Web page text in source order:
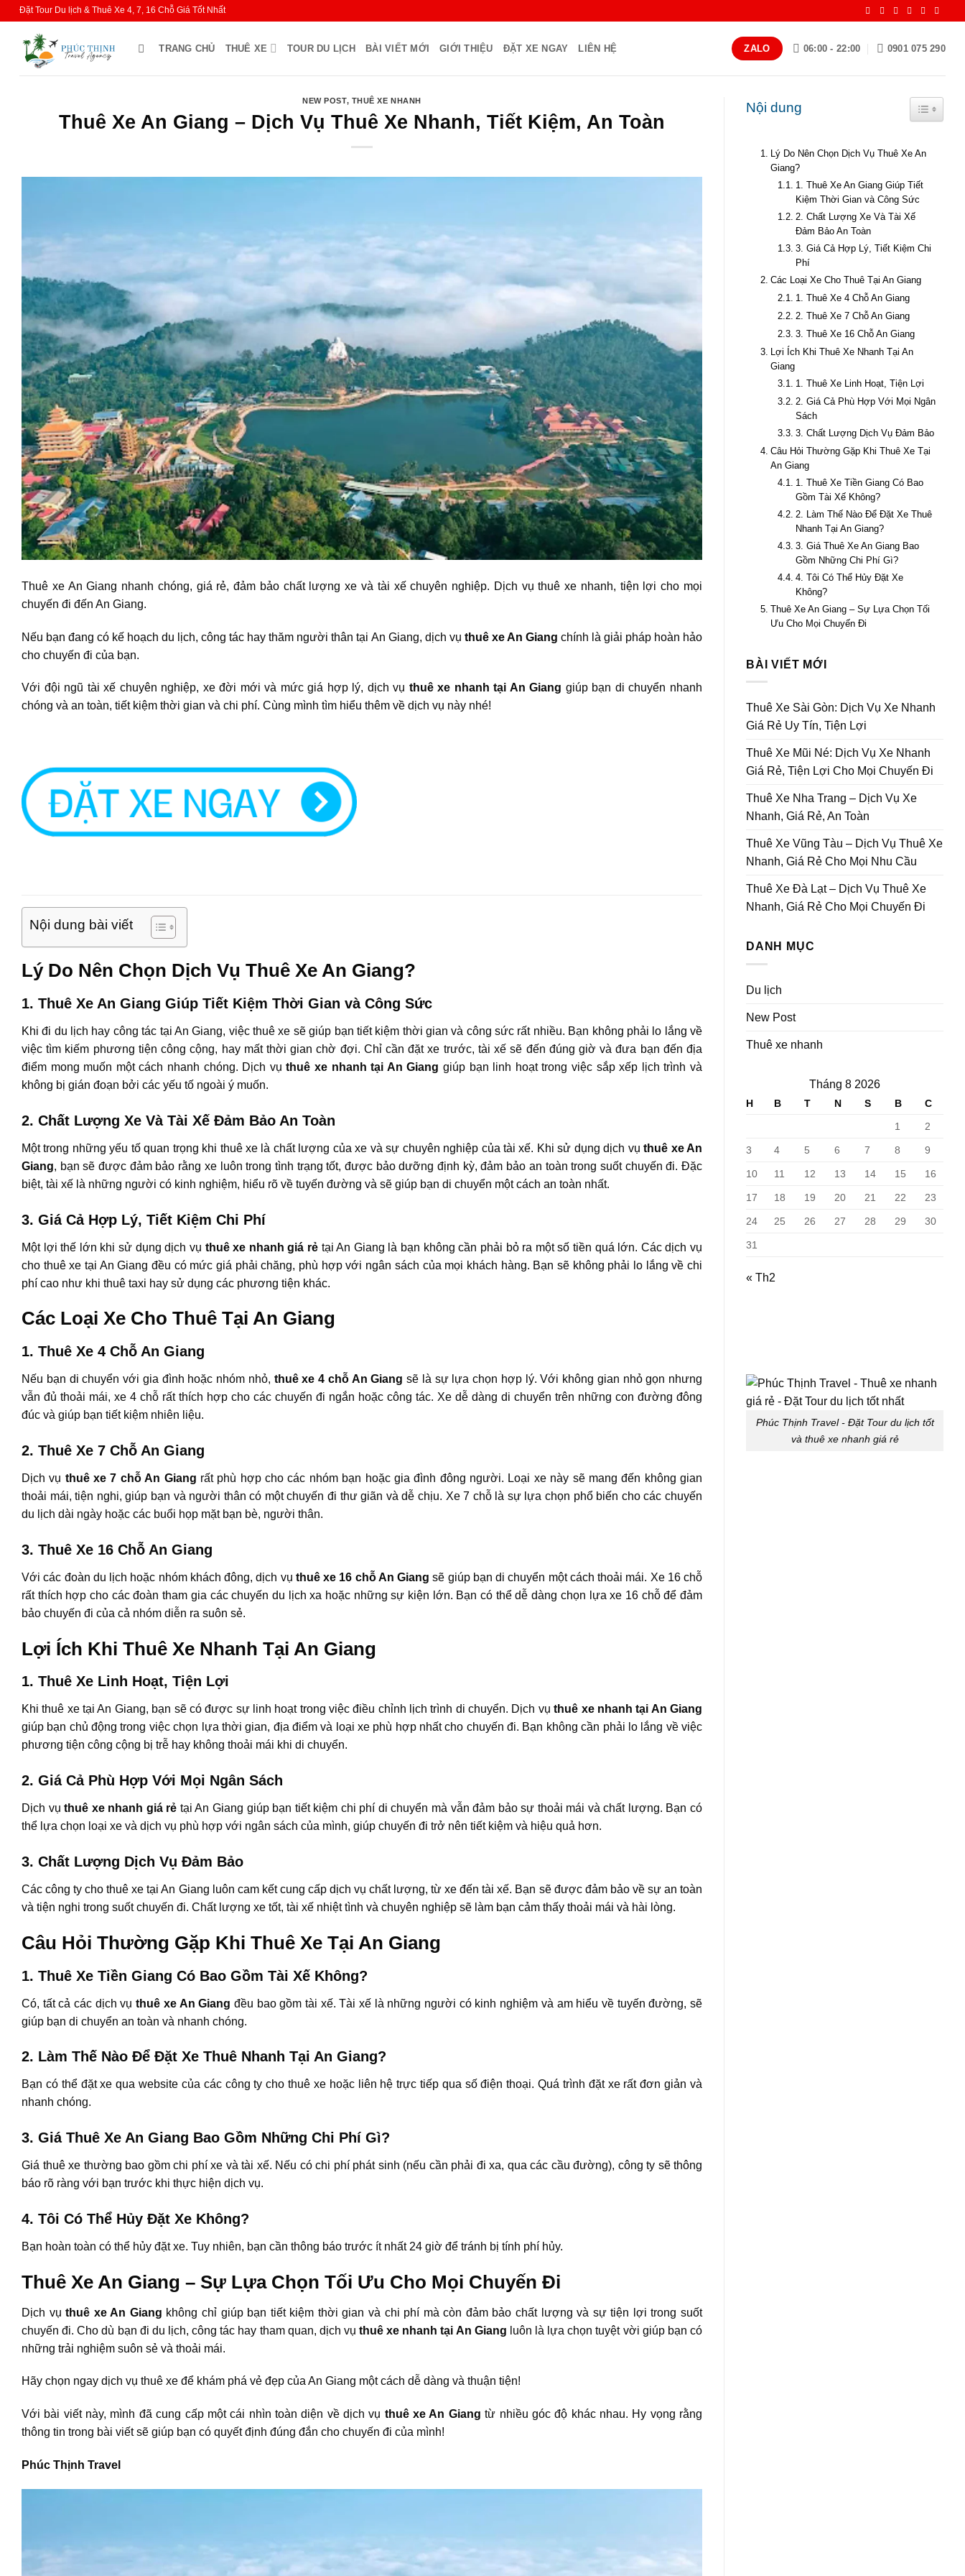
Đặt Tour Du lịch & Thuê Xe 4, 7, 16 Chỗ Giá Tốt Nhất
TRANG CHỦ THUÊ XE TOUR DU LỊCH BÀI VIẾT MỚI GIỚI THIỆU ĐẶT XE NGAY LIÊN HỆ ZALO 06:00 - 22:00 0901 075 290
NEW POST, THUÊ XE NHANH
Thuê Xe An Giang – Dịch Vụ Thuê Xe Nhanh, Tiết Kiệm, An Toàn
Thuê xe An Giang nhanh chóng, giá rẻ, đảm bảo chất lượng xe và tài xế chuyên nghiệp. Dịch vụ thuê xe nhanh, tiện lợi cho mọi
chuyến đi đến An Giang.
Nếu bạn đang có kế hoạch du lịch, công tác hay thăm người thân tại An Giang, dịch vụ thuê xe An Giang chính là giải pháp hoàn hảo
cho chuyến đi của bạn.
Với đội ngũ tài xế chuyên nghiệp, xe đời mới và mức giá hợp lý, dịch vụ thuê xe nhanh tại An Giang giúp bạn di chuyển nhanh
chóng và an toàn, tiết kiệm thời gian và chi phí. Cùng mình tìm hiểu thêm về dịch vụ này nhé!
Nội dung bài viết
Lý Do Nên Chọn Dịch Vụ Thuê Xe An Giang?
1. Thuê Xe An Giang Giúp Tiết Kiệm Thời Gian và Công Sức
Khi đi du lịch hay công tác tại An Giang, việc thuê xe sẽ giúp bạn tiết kiệm thời gian và công sức rất nhiều. Bạn không phải lo lắng về
việc tìm kiếm phương tiện công cộng, hay mất thời gian chờ đợi. Chỉ cần đặt xe trước, tài xế sẽ đến đúng giờ và đưa bạn đến địa
điểm mong muốn một cách nhanh chóng. Dịch vụthuê xe nhanh tại An Giang giúp bạn linh hoạt trong việc sắp xếp lịch trình và
không bị gián đoạn bởi các yếu tố ngoài ý muốn.
2. Chất Lượng Xe Và Tài Xế Đảm Bảo An Toàn
Một trong những yếu tố quan trọng khi thuê xe là chất lượng của xe và sự chuyên nghiệp của tài xế. Khi sử dụng dịch vụthuê xe An
Giang, bạn sẽ được đảm bảo rằng xe luôn trong tình trạng tốt, được bảo dưỡng định kỳ, đảm bảo an toàn trong suốt chuyến đi. Đặc
biệt, tài xế là những người có kinh nghiệm, hiểu rõ về tuyến đường và sẽ giúp bạn di chuyển một cách an toàn nhất.
3. Giá Cả Hợp Lý, Tiết Kiệm Chi Phí
Một lợi thế lớn khi sử dụng dịch vụ thuê xe nhanh giá rẻtại An Giang là bạn không cần phải bỏ ra một số tiền quá lớn. Các dịch vụ
cho thuê xe tại An Giang đều có mức giá phải chăng, phù hợp với ngân sách của mọi khách hàng. Bạn sẽ không phải lo lắng về chi
phí cao như khi thuê taxi hay sử dụng các phương tiện khác.
Các Loại Xe Cho Thuê Tại An Giang
1. Thuê Xe 4 Chỗ An Giang
Nếu bạn di chuyển với gia đình hoặc nhóm nhỏ, thuê xe 4 chỗ An Giang sẽ là sự lựa chọn hợp lý. Với không gian nhỏ gọn nhưng
vẫn đủ thoải mái, xe 4 chỗ rất thích hợp cho các chuyến đi ngắn hoặc công tác. Xe dễ dàng di chuyển trên những con đường đông
đúc và giúp bạn tiết kiệm nhiên liệu.
2. Thuê Xe 7 Chỗ An Giang
Dịch vụ thuê xe 7 chỗ An Giang rất phù hợp cho các nhóm bạn hoặc gia đình đông người. Loại xe này sẽ mang đến không gian
thoải mái, tiện nghi, giúp bạn và người thân có một chuyến đi thư giãn và dễ chịu. Xe 7 chỗ là sự lựa chọn phổ biến cho các chuyến
du lịch dài ngày hoặc các buổi họp mặt bạn bè, người thân.
3. Thuê Xe 16 Chỗ An Giang
Với các đoàn du lịch hoặc nhóm khách đông, dịch vụ thuê xe 16 chỗ An Giang sẽ giúp bạn di chuyển một cách thoải mái. Xe 16 chỗ
rất thích hợp cho các đoàn tham gia các chuyến du lịch xa hoặc những sự kiện lớn. Bạn có thể dễ dàng chọn lựa xe 16 chỗ để đảm
bảo chuyến đi của cả nhóm diễn ra suôn sẻ.
Lợi Ích Khi Thuê Xe Nhanh Tại An Giang
1. Thuê Xe Linh Hoạt, Tiện Lợi
Khi thuê xe tại An Giang, bạn sẽ có được sự linh hoạt trong việc điều chỉnh lịch trình di chuyển. Dịch vụthuê xe nhanh tại An Giang
giúp bạn chủ động trong việc chọn lựa thời gian, địa điểm và loại xe phù hợp nhất cho chuyến đi. Bạn không cần phải lo lắng về việc
phương tiện công cộng bị trễ hay không thoải mái khi di chuyển.
2. Giá Cả Phù Hợp Với Mọi Ngân Sách
Dịch vụthuê xe nhanh giá rẻ tại An Giang giúp bạn tiết kiệm chi phí di chuyển mà vẫn đảm bảo sự thoải mái và chất lượng. Bạn có
thể lựa chọn loại xe và dịch vụ phù hợp với ngân sách của mình, giúp chuyến đi trở nên tiết kiệm và hiệu quả hơn.
3. Chất Lượng Dịch Vụ Đảm Bảo
Các công ty cho thuê xe tại An Giang luôn cam kết cung cấp dịch vụ chất lượng, từ xe đến tài xế. Bạn sẽ được đảm bảo về sự an toàn
và tiện nghi trong suốt chuyến đi. Chất lượng xe tốt, tài xế nhiệt tình và chuyên nghiệp sẽ làm bạn cảm thấy thoải mái và hài lòng.
Câu Hỏi Thường Gặp Khi Thuê Xe Tại An Giang
1. Thuê Xe Tiền Giang Có Bao Gồm Tài Xế Không?
Có, tất cả các dịch vụthuê xe An Giang đều bao gồm tài xế. Tài xế là những người có kinh nghiệm và am hiểu về tuyến đường, sẽ
giúp bạn di chuyển an toàn và nhanh chóng.
2. Làm Thế Nào Để Đặt Xe Thuê Nhanh Tại An Giang?
Bạn có thể đặt xe qua website của các công ty cho thuê xe hoặc liên hệ trực tiếp qua số điện thoại. Quá trình đặt xe rất đơn giản và
nhanh chóng.
3. Giá Thuê Xe An Giang Bao Gồm Những Chi Phí Gì?
Giá thuê xe thường bao gồm chi phí xe và tài xế. Nếu có chi phí phát sinh (nếu cần phải đi xa, qua các cầu đường), công ty sẽ thông
báo rõ ràng với bạn trước khi thực hiện dịch vụ.
4. Tôi Có Thể Hủy Đặt Xe Không?
Bạn hoàn toàn có thể hủy đặt xe. Tuy nhiên, bạn cần thông báo trước ít nhất 24 giờ để tránh bị tính phí hủy.
Thuê Xe An Giang – Sự Lựa Chọn Tối Ưu Cho Mọi Chuyến Đi
Dịch vụthuê xe An Giang không chỉ giúp bạn tiết kiệm thời gian và chi phí mà còn đảm bảo chất lượng và sự tiện lợi trong suốt
chuyến đi. Cho dù bạn đi du lịch, công tác hay tham quan, dịch vụthuê xe nhanh tại An Giang luôn là lựa chọn tuyệt vời giúp bạn có
những trải nghiệm suôn sẻ và thoải mái.
Hãy chọn ngay dịch vụ thuê xe để khám phá vẻ đẹp của An Giang một cách dễ dàng và thuận tiện!
Với bài viết này, mình đã cung cấp một cái nhìn toàn diện về dịch vụ thuê xe An Giang từ nhiều góc độ khác nhau. Hy vọng rằng
thông tin trong bài viết sẽ giúp bạn có quyết định đúng đắn cho chuyến đi của mình!
Phúc Thịnh Travel
Nội dung Toggle
Lý Do Nên Chọn Dịch Vụ Thuê Xe An
Giang?
1. Thuê Xe An Giang Giúp Tiết
Kiệm Thời Gian và Công Sức
2. Chất Lượng Xe Và Tài Xế
Đảm Bảo An Toàn
3. Giá Cả Hợp Lý, Tiết Kiệm Chi
Phí
Các Loại Xe Cho Thuê Tại An Giang
1. Thuê Xe 4 Chỗ An Giang
2. Thuê Xe 7 Chỗ An Giang
3. Thuê Xe 16 Chỗ An Giang
Lợi Ích Khi Thuê Xe Nhanh Tại An
Giang
1. Thuê Xe Linh Hoạt, Tiện Lợi
2. Giá Cả Phù Hợp Với Mọi Ngân
Sách
3. Chất Lượng Dịch Vụ Đảm Bảo
Câu Hỏi Thường Gặp Khi Thuê Xe Tại
An Giang
1. Thuê Xe Tiền Giang Có Bao
Gồm Tài Xế Không?
2. Làm Thế Nào Để Đặt Xe Thuê
Nhanh Tại An Giang?
3. Giá Thuê Xe An Giang Bao
Gồm Những Chi Phí Gì?
4. Tôi Có Thể Hủy Đặt Xe
Không?
Thuê Xe An Giang – Sự Lựa Chọn Tối
Ưu Cho Mọi Chuyến Đi
BÀI VIẾT MỚI
Thuê Xe Sài Gòn: Dịch Vụ Xe Nhanh
Giá Rẻ Uy Tín, Tiện Lợi
Thuê Xe Mũi Né: Dịch Vụ Xe Nhanh
Giá Rẻ, Tiện Lợi Cho Mọi Chuyến Đi
Thuê Xe Nha Trang – Dịch Vụ Xe
Nhanh, Giá Rẻ, An Toàn
Thuê Xe Vũng Tàu – Dịch Vụ Thuê Xe
Nhanh, Giá Rẻ Cho Mọi Nhu Cầu
Thuê Xe Đà Lạt – Dịch Vụ Thuê Xe
Nhanh, Giá Rẻ Cho Mọi Chuyến Đi
DANH MỤC
Du lịch
New Post
Thuê xe nhanh
Tháng 8 2026
H B T N S B
C
1
2
3 4 5 6 7 8 9
10 11 12 13 14 15 16
17 18 19 20 21 22 23
24 25 26 27 28 29 30
31
« Th2
Phúc Thịnh Travel - Đặt Tour du lịch tốt
và thuê xe nhanh giá rẻ